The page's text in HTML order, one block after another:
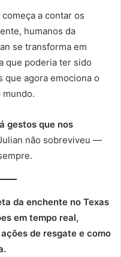
a contar os
humanos da
se transforma em
que poderia ter sido
que agora emociona o
mundo.
gestos que nos
não sobreviveu —
da enchente no Texas
em tempo real,
de resgate e como